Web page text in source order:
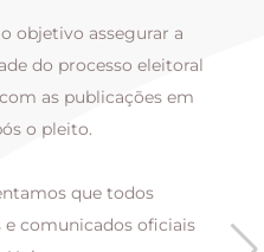
objetivo assegurar a
do processo eleitoral
as publicações em
o pleito.
que todos
comunicados oficiais